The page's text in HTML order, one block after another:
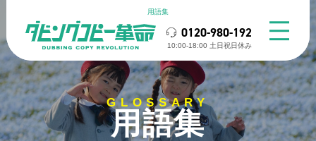
用語集
0120-980-192
10:00-18:00 ⼟⽇祝⽇休み
GLOSSARY
用語集